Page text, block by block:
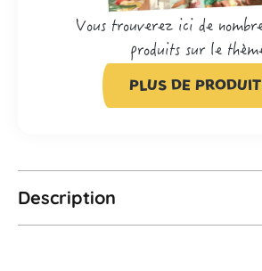
Vous trouverez ici de
produits sur le
PLUS DE
Description